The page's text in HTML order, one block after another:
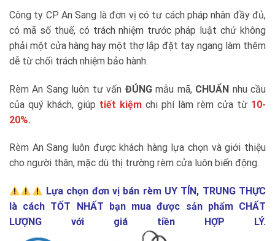
Công ty CP An Sang là đơn vị có tư cách pháp nhân đầy đủ,
có mã số thuế, có trách nhiệm trước pháp luật chứ không
phải một cửa hàng hay một thợ lắp đặt tay ngang làm thêm
dễ từ chối trách nhiệm bảo hành.
Rèm An Sang luôn tư vấn ĐÚNGmẫu mã, CHUẨN nhu cầu
của quý khách, giúp tiết kiệm chi phí làm rèm cửa từ 10-
20%.
Rèm An Sang luôn được khách hàng lựa chọn và giới thiệu
cho người thân, mặc dù thị trường rèm cửa luôn biến động.
Lựa chọn đơn vị bán rèm UY TÍN, TRUNG THỰC
là cách TỐT NHẤT bạn mua được sản phẩm CHẤT
LƯỢNG với giá tiền HỢP LÝ.